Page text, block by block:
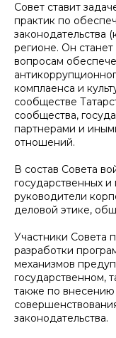
Совет ставит
практик по
законодательства
регионе. Он
вопросам
комплаенса и
сообществе
сообщества,
партнерами и
отношений.
В состав Совета
государственных
руководители
деловой этике,
Участники Совета
разработки
механизмов
государственном,
также по
законодательства.